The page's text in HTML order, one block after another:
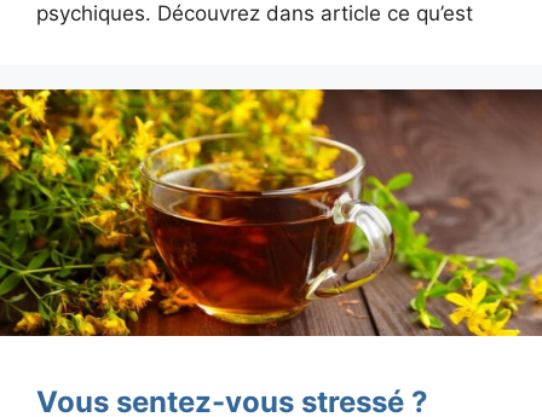
psychiques. Découvrez dans article ce qu’est
Vous sentez-vous stressé ?